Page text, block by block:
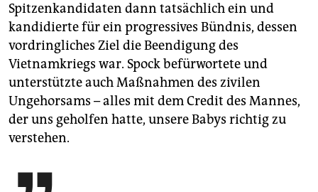
Spitzenkandidaten dann tatsächlich ein und
kandidierte für ein progressives Bündnis, dessen
vordringliches Ziel die Beendigung des
Vietnamkriegs war. Spock befürwortete und
unterstützte auch Maßnahmen des zivilen
Ungehorsams – alles mit dem Credit des Mannes,
der uns geholfen hatte, unsere Babys richtig zu
verstehen.